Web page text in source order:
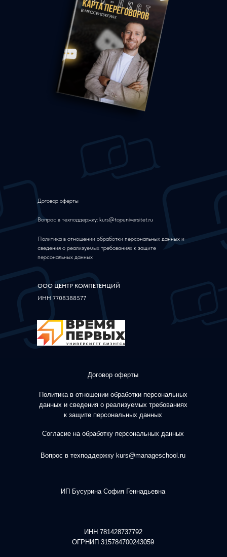
ООО ЦЕНТР КОМПЕТЕНЦИЙ
ИНН 7708388577
Договор оферты
Вопрос в техподдержку: kurs@topuniversitet.ru
Политика в отношении обработки персональных данных и
сведения о реализуемых требованиях к защите
персональных данных
Договор оферты
Политика в отношении обработки персональных
данных и сведения о реализуемых требованиях
к защите персональных данных
Вопрос в техподдержку kurs@manageschool.ru
Согласие на обработку персональных данных
ИП Бусурина София Геннадьевна
ИНН 781428737792
ОГРНИП 315784700243059